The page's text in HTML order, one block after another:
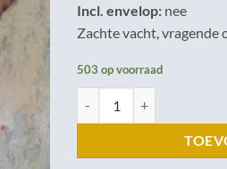
Incl. envelop: nee
Zachte vacht, vragende
503 op voorraad